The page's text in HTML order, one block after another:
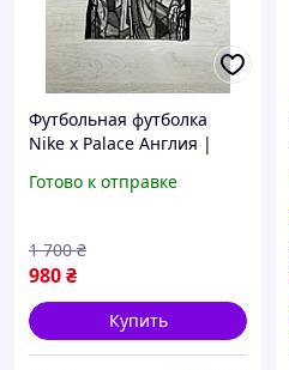
Футбольная футболка
Nike x Palace Англия |
коллаборация из Пелес
мира 2026 спортивная
футболка
Готово к отправке
980₴
1 700 ₴
Купить